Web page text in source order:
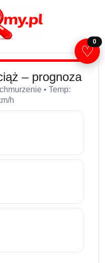
– prognoza
• Temp:
h
♡
0